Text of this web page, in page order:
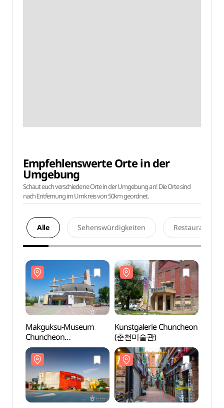
Empfehlenswerte Orte in der
Umgebung
Schaut euch verschiedene Orte in der Umgebung an! Die Orte sind
nach Entfernung im Umkreis von 50km geordnet.
Alle Sehenswürdigkeiten Restaurants
Makguksu-Museum
Chuncheon
(춘천막국수체험박물관)
Kunstgalerie Chuncheon
(춘천미술관)